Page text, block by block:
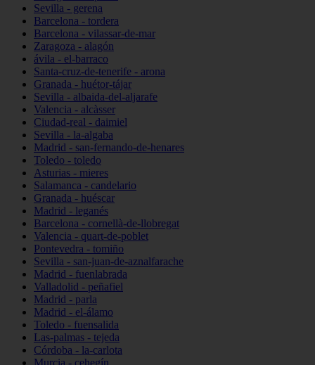
Sevilla - gerena
Barcelona - tordera
Barcelona - vilassar-de-mar
Zaragoza - alagón
ávila - el-barraco
Santa-cruz-de-tenerife - arona
Granada - huétor-tájar
Sevilla - albaida-del-aljarafe
Valencia - alcàsser
Ciudad-real - daimiel
Sevilla - la-algaba
Madrid - san-fernando-de-henares
Toledo - toledo
Asturias - mieres
Salamanca - candelario
Granada - huéscar
Madrid - leganés
Barcelona - cornellà-de-llobregat
Valencia - quart-de-poblet
Pontevedra - tomiño
Sevilla - san-juan-de-aznalfarache
Madrid - fuenlabrada
Valladolid - peñafiel
Madrid - parla
Madrid - el-álamo
Toledo - fuensalida
Las-palmas - tejeda
Córdoba - la-carlota
Murcia - cehegín